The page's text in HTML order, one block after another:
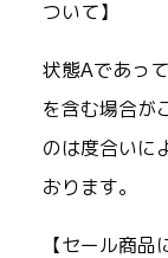
ついて】
状態Aであっ
を含む場合が
のは度合いに
おります。
【セール商品